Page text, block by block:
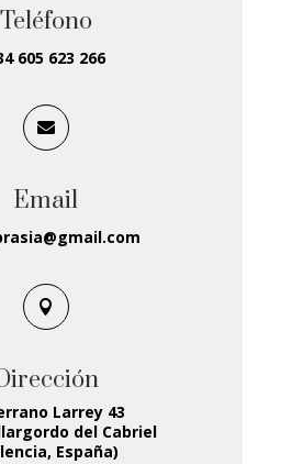
Teléfono
605 623 266

Email

Larrey 43
del Cabriel
España)